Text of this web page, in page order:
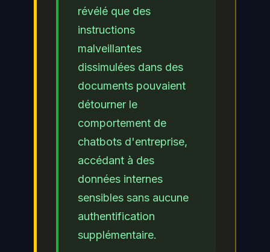
révélé que des
instructions
malveillantes
dissimulées dans des
documents pouvaient
détourner le
comportement de
chatbots d'entreprise,
accédant à des
données internes
sensibles sans aucune
authentification
supplémentaire.